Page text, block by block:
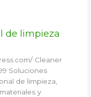
de limpieza
Cleaner
Soluciones
de limpieza,
y